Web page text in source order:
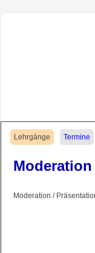
Navigation
überspringen
Lehrgänge Termine
Moderation /